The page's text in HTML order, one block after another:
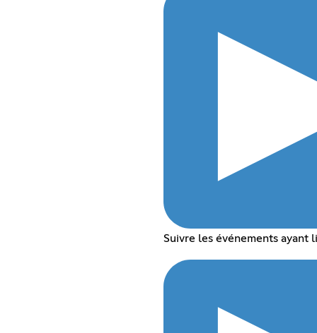
Suivre les événements ayant